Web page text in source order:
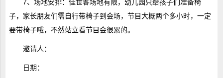
7、场地安排：佳世客场地有限，幼儿园只给孩子们准备椅
子，家长朋友们需自行带椅子到会场，节目大概两个多小时，一定
要带椅子哦，不然站立看节目会很累的。
邀请人：
日期：